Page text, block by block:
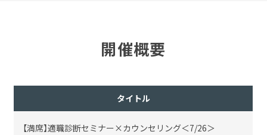
開催概要
タイトル
【満席】適職診断セミナー×カウンセリング＜7/26＞